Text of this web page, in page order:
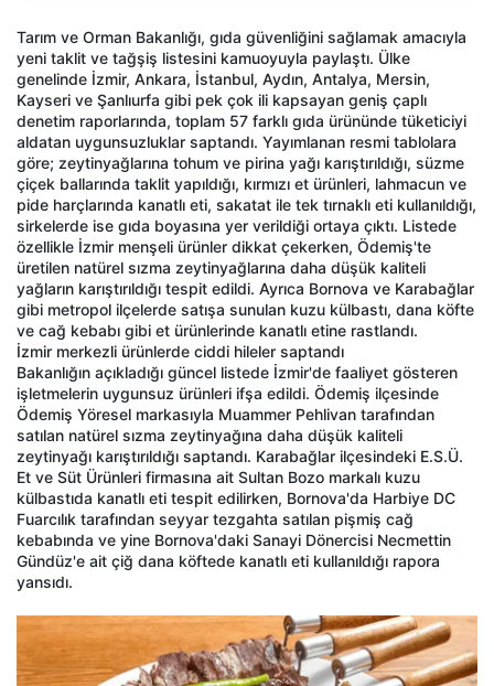
Tarım ve Orman Bakanlığı, gıda güvenliğini sağlamak amacıyla
yeni taklit ve tağşiş listesini kamuoyuyla paylaştı. Ülke
genelinde İzmir, Ankara, İstanbul, Aydın, Antalya, Mersin,
Kayseri ve Şanlıurfa gibi pek çok ili kapsayan geniş çaplı
denetim raporlarında, toplam 57 farklı gıda ürününde tüketiciyi
aldatan uygunsuzluklar saptandı. Yayımlanan resmi tablolara
göre; zeytinyağlarına tohum ve pirina yağı karıştırıldığı, süzme
çiçek ballarında taklit yapıldığı, kırmızı et ürünleri, lahmacun ve
pide harçlarında kanatlı eti, sakatat ile tek tırnaklı eti kullanıldığı,
sirkelerde ise gıda boyasına yer verildiği ortaya çıktı. Listede
özellikle İzmir menşeli ürünler dikkat çekerken, Ödemiş'te
üretilen natürel sızma zeytinyağlarına daha düşük kaliteli
yağların karıştırıldığı tespit edildi. Ayrıca Bornova ve Karabağlar
gibi metropol ilçelerde satışa sunulan kuzu külbastı, dana köfte
ve cağ kebabı gibi et ürünlerinde kanatlı etine rastlandı.
İzmir merkezli ürünlerde ciddi hileler saptandı
Bakanlığın açıkladığı güncel listede İzmir'de faaliyet gösteren
işletmelerin uygunsuz ürünleri ifşa edildi. Ödemiş ilçesinde
Ödemiş Yöresel markasıyla Muammer Pehlivan tarafından
satılan natürel sızma zeytinyağına daha düşük kaliteli
zeytinyağı karıştırıldığı saptandı. Karabağlar ilçesindeki E.S.Ü.
Et ve Süt Ürünleri firmasına ait Sultan Bozo markalı kuzu
külbastıda kanatlı eti tespit edilirken, Bornova'da Harbiye DC
Fuarcılık tarafından seyyar tezgahta satılan pişmiş cağ
kebabında ve yine Bornova'daki Sanayi Dönercisi Necmettin
Gündüz'e ait çiğ dana köftede kanatlı eti kullanıldığı rapora
yansıdı.